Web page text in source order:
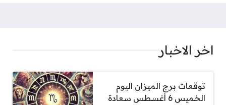
اخر الاخبار
توقعات برج الميزان اليوم
الخميس 6 أغسطس سعادة